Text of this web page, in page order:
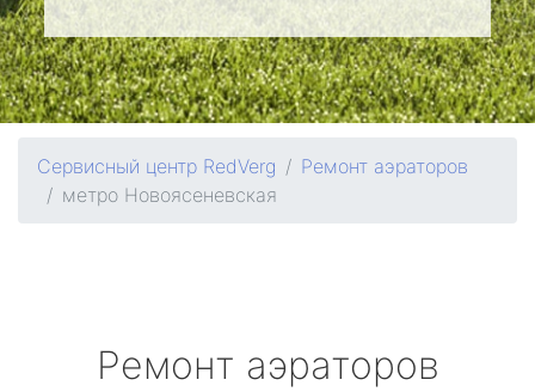
Сервисный центр RedVerg
Ремонт аэраторов
метро Новоясеневская
Ремонт аэраторов